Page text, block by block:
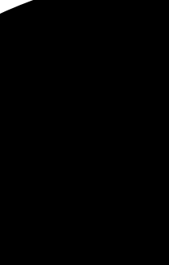
легко разместил
Весь процесс без лишних
магниты, быстро